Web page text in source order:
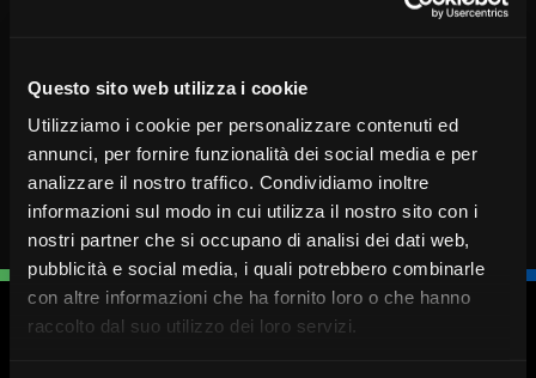
Questo sito web utilizza i cookie
Utilizziamo i cookie per personalizzare contenuti ed
annunci, per fornire funzionalità dei social media e per
analizzare il nostro traffico. Condividiamo inoltre
informazioni sul modo in cui utilizza il nostro sito con i
nostri partner che si occupano di analisi dei dati web,
pubblicità e social media, i quali potrebbero combinarle
con altre informazioni che ha fornito loro o che hanno
raccolto dal suo utilizzo dei loro servizi.